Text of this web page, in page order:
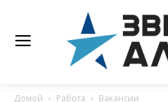
Домой Работа Вакансии